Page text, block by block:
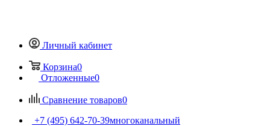
Личный кабинет
Корзина0
Отложенные0
Сравнение товаров0
+7 (495) 642-70-39многоканальный